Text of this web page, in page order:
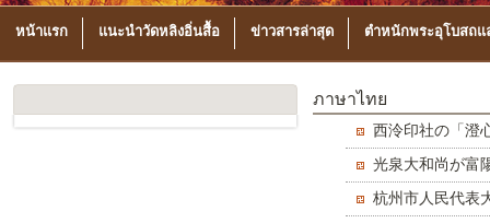
หน้าแรก แนะนำวัดหลิงอิ่นสื้อ ข่าวสารล่าสุด ตำหนักพระอุโบสถ
ภาษาไทย
西泠印社の「澄
光泉大和尚が富
杭州市人民代表